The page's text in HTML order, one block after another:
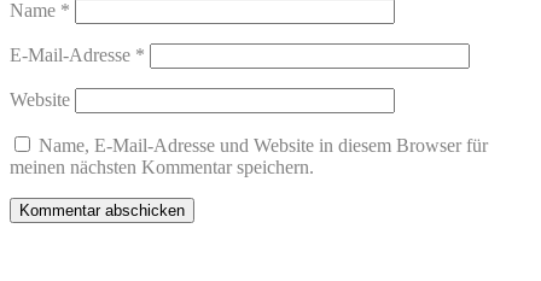
Name *
E-Mail-Adresse *
Website
Name, E-Mail-Adresse und Website in diesem Browser für
meinen nächsten Kommentar speichern.